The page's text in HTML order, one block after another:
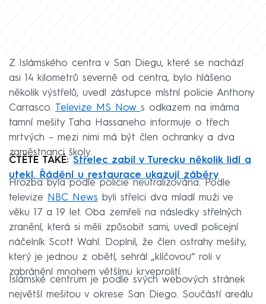
Z Islámského centra v San Diegu, které se nachází
asi 14 kilometrů severně od centra, bylo hlášeno
několik výstřelů, uvedl zástupce místní policie Anthony
Carrasco. Televize MS Now s odkazem na imáma
tamní mešity Taha Hassaneho informuje o třech
mrtvých – mezi nimi má být člen ochranky a dva
zaměstnanci školy.
ČTĚTE TAKÉ: Střelec zabil v Turecku několik lidí a
utekl. Řádění u restaurace ukazují záběry
Hrozba byla podle policie neutralizována. Podle
televize
NBC News byli střelci dva mladí muži ve
věku 17 a 19 let. Oba zemřeli na následky střelných
zranění, která si měli způsobit sami, uvedl policejní
náčelník Scott Wahl. Doplnil, že člen ostrahy mešity,
který je jednou z obětí, sehrál „klíčovou“ roli v
zabránění mnohem většímu krveprolití.
Islámské centrum je podle svých webových stránek
největší mešitou v okrese San Diego. Součástí areálu